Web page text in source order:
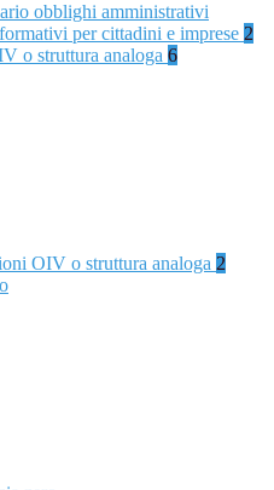
obblighi amministrativi
per cittadini e imprese 2
o struttura analoga 6
OIV o struttura analoga 2